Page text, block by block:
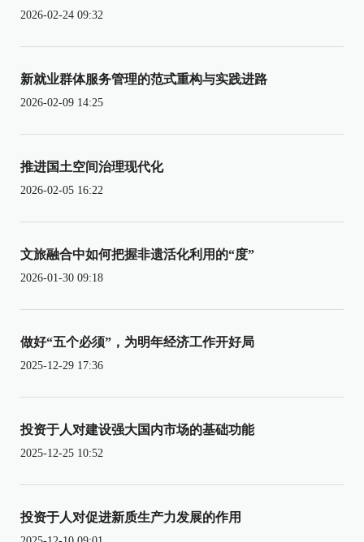
2026-02-24 09:32
新就业群体服务管理的范式重构与实践进路
2026-02-09 14:25
推进国土空间治理现代化
2026-02-05 16:22
文旅融合中如何把握非遗活化利用的“度”
2026-01-30 09:18
做好“五个必须”，为明年经济工作开好局
2025-12-29 17:36
投资于人对建设强大国内市场的基础功能
2025-12-25 10:52
投资于人对促进新质生产力发展的作用